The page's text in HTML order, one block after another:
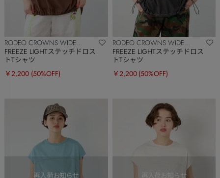
RODEO CROWNS WIDE
BOWL
FREEZE LIGHTステッチドロス
トTシャツ
￥2,200 (50%OFF)
RODEO CROWNS WIDE
BOWL
FREEZE LIGHTステッチドロス
トTシャツ
￥2,200 (50%OFF)